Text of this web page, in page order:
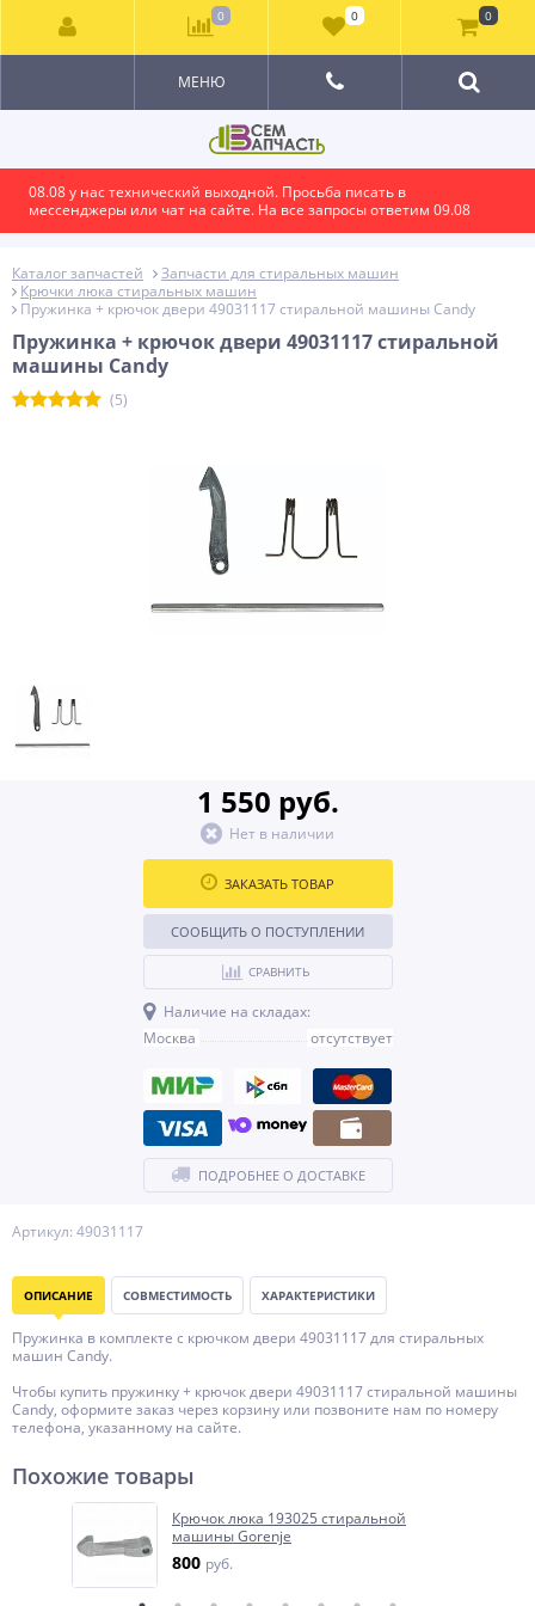
08.08 у нас технический выходной. Просьба писать в
мессенджеры или чат на сайте. На все запросы ответим 09.08
МЕНЮ
Каталог запчастей
Запчасти для стиральных машин
Крючки люка стиральных машин
Пружинка + крючок двери 49031117 стиральной машины Candy
Пружинка + крючок двери 49031117 стиральной
машины Candy
(5)
Артикул: 49031117
1 550 руб.
Нет в наличии
ЗАКАЗАТЬ ТОВАР
СООБЩИТЬ О ПОСТУПЛЕНИИ
СРАВНИТЬ
Наличие на складах:
Москва
отсутствует
ПОДРОБНЕЕ О ДОСТАВКЕ
ОПИСАНИЕ СОВМЕСТИМОСТЬ ХАРАКТЕРИСТИКИ
Пружинка в комплекте с крючком двери 49031117 для стиральных
машин Candy.
Чтобы купить пружинку + крючок двери 49031117 стиральной машины
Candy, оформите заказ через корзину или позвоните нам по номеру
телефона, указанному на сайте.
Похожие товары
Крючок люка 193025 стиральной
машины Gorenje
800 руб.
0 0 0